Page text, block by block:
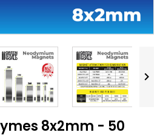

8x2mm - 50